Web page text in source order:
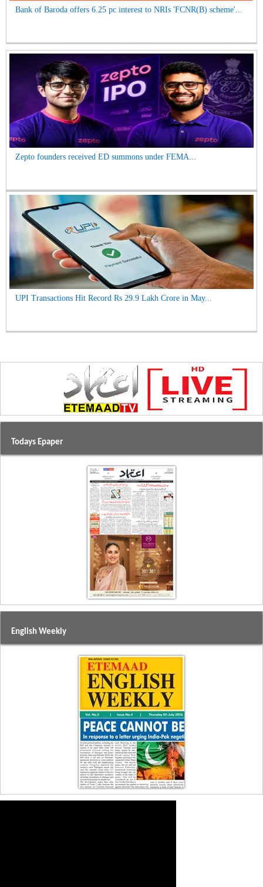
Bank of Baroda offers 6.25 pc interest to NRIs 'FCNR(B) scheme'...
Zepto founders received ED summons under FEMA...
UPI Transactions Hit Record Rs 29.9 Lakh Crore in May...
Todays Epaper
English Weekly